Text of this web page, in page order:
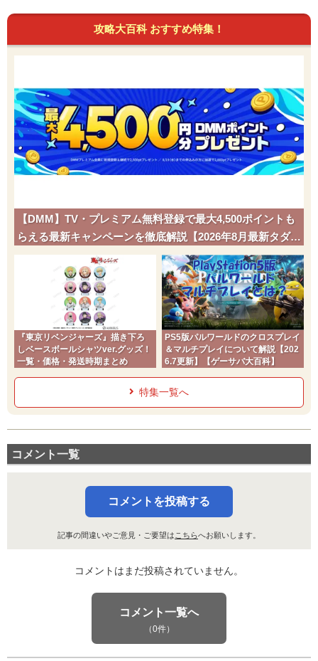
攻略大百科 おすすめ特集！
【DMM】TV・プレミアム無料登録で最大4,500ポイントも
らえる最新キャンペーンを徹底解説【2026年8月最新タダポ
チ】
『東京リベンジャーズ』描き下ろ
しベースボールシャツver.グッズ！
一覧・価格・発送時期まとめ
PS5版パルワールドのクロスプレイ
＆マルチプレイについて解説【202
6.7更新】【ゲーサバ大百科】
特集一覧へ
コメント一覧
コメントを投稿する
記事の間違いやご意見・ご要望は こちらへお願いします。
コメントはまだ投稿されていません。
コメント一覧へ
（0件）